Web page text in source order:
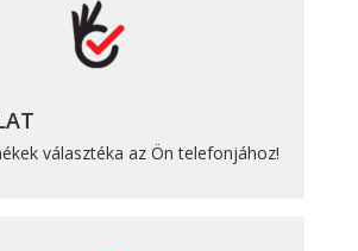
választéka az Ön telefonjához!